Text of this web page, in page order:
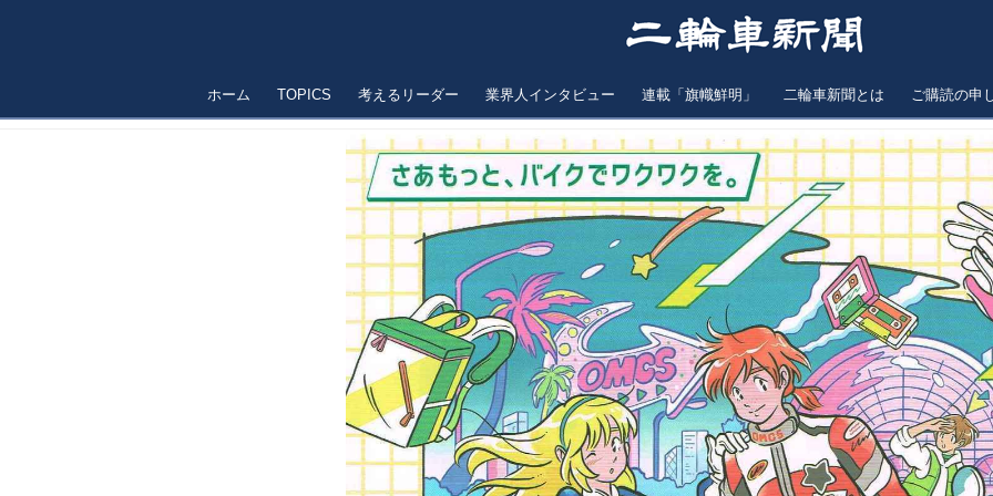
ホーム TOPICS 考えるリーダー 業界人インタビュー 連載「旗幟鮮明」 二輪車新聞とは ご購読の申